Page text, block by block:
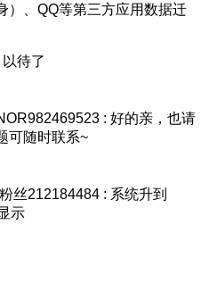
）、QQ等第三方应用数据迁
待了
: 好的亲，也请
可随时联系~
丝212184484 : 系统升到
示